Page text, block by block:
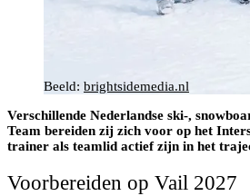
Beeld: brightsidemedia.nl
Verschillende Nederlandse ski-,
Team bereiden zij zich voor op het
trainer als teamlid actief zijn in het
Voorbereiden op Vail 2027